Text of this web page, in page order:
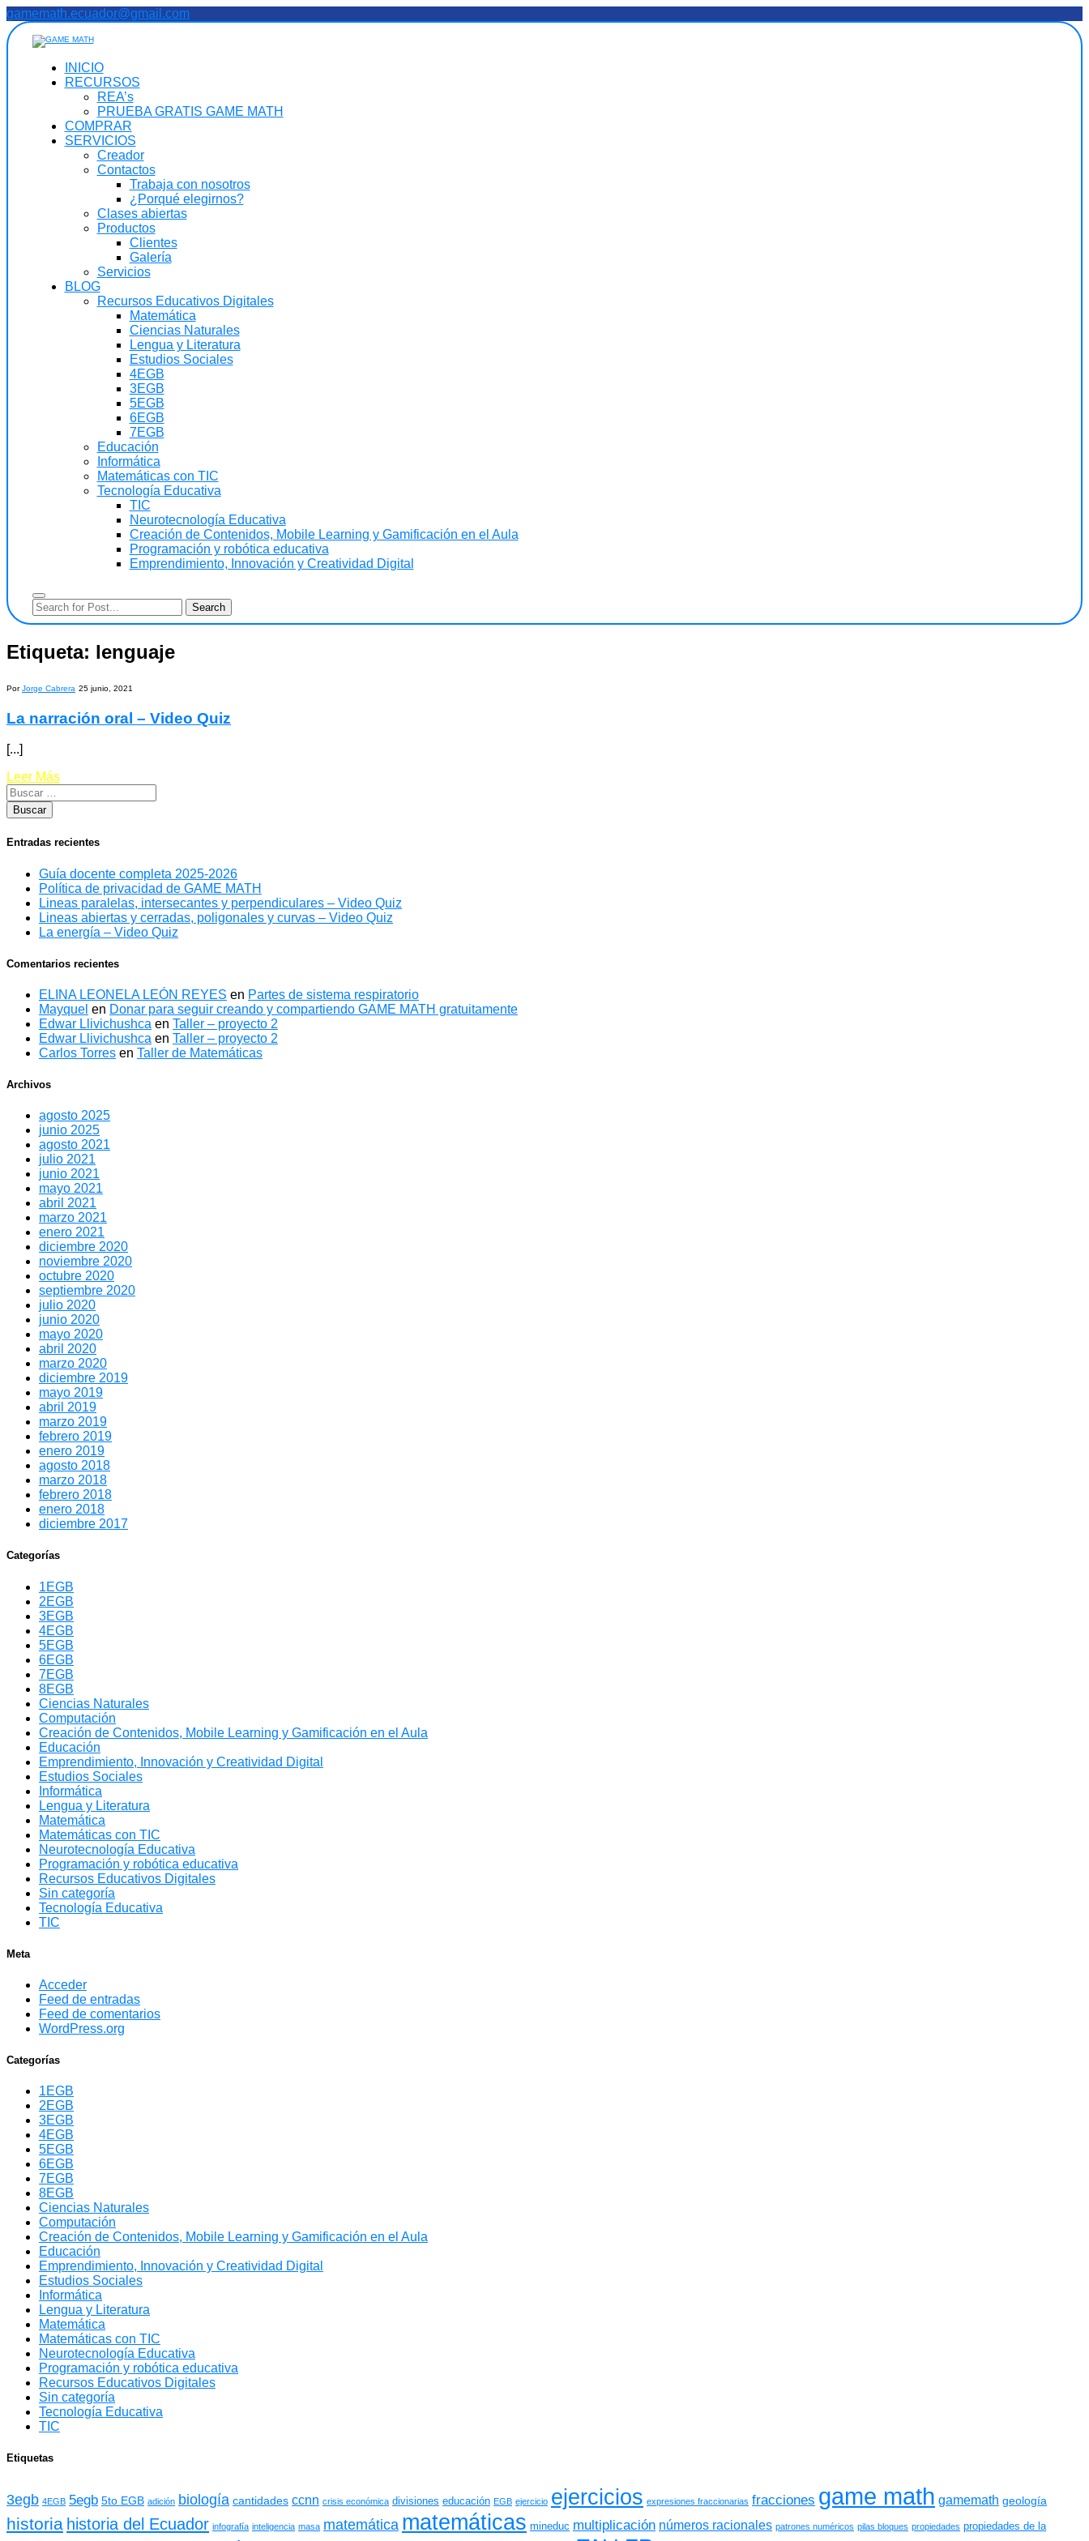
Saltar
al
contenido
gamemath.ecuador@gmail.com
INICIO
RECURSOS
REA’s
PRUEBA GRATIS GAME MATH
COMPRAR
SERVICIOS
Creador
Contactos
Trabaja con nosotros
¿Porqué elegirnos?
Clases abiertas
Productos
Clientes
Galería
Servicios
BLOG
Recursos Educativos Digitales
Matemática
Ciencias Naturales
Lengua y Literatura
Estudios Sociales
4EGB
3EGB
5EGB
6EGB
7EGB
Educación
Informática
Matemáticas con TIC
Tecnología Educativa
TIC
Neurotecnología Educativa
Creación de Contenidos, Mobile Learning y Gamificación en el Aula
Programación y robótica educativa
Emprendimiento, Innovación y Creatividad Digital
Etiqueta: lenguaje
PorJorge Cabrera 25 junio, 2021
La narración oral – Video Quiz
[...]
Leer Más
Entradas recientes
Guía docente completa 2025-2026
Política de privacidad de GAME MATH
Lineas paralelas, intersecantes y perpendiculares – Video Quiz
Lineas abiertas y cerradas, poligonales y curvas – Video Quiz
La energía – Video Quiz
Comentarios recientes
ELINA LEONELA LEÓN REYES en Partes de sistema respiratorio
Mayquel en Donar para seguir creando y compartiendo GAME MATH gratuitamente
Edwar Llivichushca en Taller – proyecto 2
Edwar Llivichushca en Taller – proyecto 2
Carlos Torres en Taller de Matemáticas
Archivos
agosto 2025
junio 2025
agosto 2021
julio 2021
junio 2021
mayo 2021
abril 2021
marzo 2021
enero 2021
diciembre 2020
noviembre 2020
octubre 2020
septiembre 2020
julio 2020
junio 2020
mayo 2020
abril 2020
marzo 2020
diciembre 2019
mayo 2019
abril 2019
marzo 2019
febrero 2019
enero 2019
agosto 2018
marzo 2018
febrero 2018
enero 2018
diciembre 2017
Categorías
1EGB
2EGB
3EGB
4EGB
5EGB
6EGB
7EGB
8EGB
Ciencias Naturales
Computación
Creación de Contenidos, Mobile Learning y Gamificación en el Aula
Educación
Emprendimiento, Innovación y Creatividad Digital
Estudios Sociales
Informática
Lengua y Literatura
Matemática
Matemáticas con TIC
Neurotecnología Educativa
Programación y robótica educativa
Recursos Educativos Digitales
Sin categoría
Tecnología Educativa
TIC
Meta
Acceder
Feed de entradas
Feed de comentarios
WordPress.org
Categorías
1EGB
2EGB
3EGB
4EGB
5EGB
6EGB
7EGB
8EGB
Ciencias Naturales
Computación
Creación de Contenidos, Mobile Learning y Gamificación en el Aula
Educación
Emprendimiento, Innovación y Creatividad Digital
Estudios Sociales
Informática
Lengua y Literatura
Matemática
Matemáticas con TIC
Neurotecnología Educativa
Programación y robótica educativa
Recursos Educativos Digitales
Sin categoría
Tecnología Educativa
TIC
Etiquetas
3egb 4EGB 5egb 5to EGB adición biología cantidades ccnn crisis económica divisiones educación EGB ejercicio ejercicios expresiones fraccionarias fracciones game math gamemath geología
historia historia del Ecuador infografía inteligencia masa matemática matemáticas mineduc multiplicación números racionales patrones numéricos pilas bloques propiedades propiedades de la